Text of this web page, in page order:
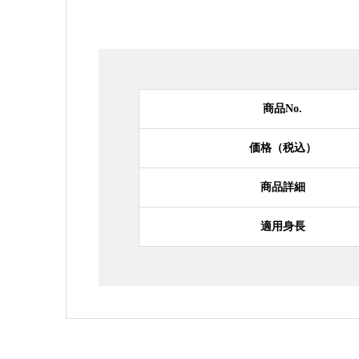
商品No.
価格（税込）
商品詳細
適用身長